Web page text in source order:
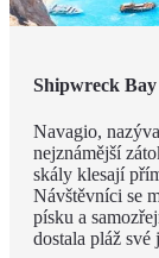
Shipwreck Bay
Navagio,
nejznámější
skály klesají
Návštěvníci se
písku a
dostala pláž své